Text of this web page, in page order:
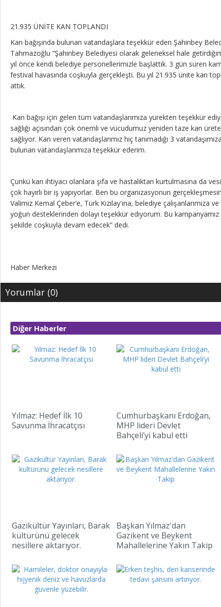
21.935 ÜNİTE KAN TOPLANDI
Kan bağışında bulunan vatandaşlara teşekkür eden Şahinbey
Tahmazoğlu “Şahinbey Belediyesi olarak geleneksel hale
yıl önce kendi belediye personellerimizle başlattık. 3 gün süren
festival havasında coşkuyla gerçekleşti. Bu yıl 21.935 ünite kan
attık.
Kan bağışı için gelen tüm vatandaşlarımıza yürekten teşekkür
sağlığı açısından çok önemli ve vücudumuz yeniden taze kan
sağlıyor. Kan veren vatandaşlarımız hiç tanımadığı 3
bulunan vatandaşlarımıza teşekkür ederim.
Çünkü kan ihtiyacı olanlara şifa ve hastalıktan kurtulmasına da
çok hayırlı bir iş yapıyorlar. Ben bu organizasyonun
Valimiz Kemal Çeber’e, Türk Kızılay'ına, belediye çalışanlarımıza
yoğun desteklerinden dolayı teşekkür ediyorum. Bu
şekilde coşkuyla devam edecek” dedi.
Haber Merkezi
Yorumlar (0)
Diğer Haberler
Yılmaz: Hedef İlk 10
Savunma İhracatçısı
Cumhurbaşkanı Erdoğan,
MHP lideri Devlet
Bahçeli’yi kabul etti
Gazikültür Yayınları, Barak
kültürünü gelecek
nesillere aktarıyor.
Başkan Yılmaz'dan
Gazikent ve Beykent
Mahallelerine Yakın Takip